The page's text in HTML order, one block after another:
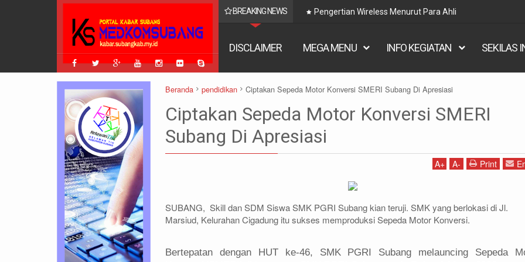
BREAKING NEWS Pengertian Wireless Menurut Para Ahli
DISCLAIMER MEGA MENU INFO KEGIATAN SEKILAS
Beranda pendidikan Ciptakan Sepeda Motor Konversi SMERI Subang Di Apresiasi
Ciptakan Sepeda Motor Konversi SMERI
Subang Di Apresiasi
A+ A- Print
SUBANG, Skill dan SDM Siswa SMK PGRI Subang kian teruji. SMK yang berlokasi di Jl.
Marsiud, Kelurahan Cigadung itu sukses memproduksi Sepeda Motor Konversi.
Bertepatan dengan HUT ke-46, SMK PGRI Subang melauncing Sepeda